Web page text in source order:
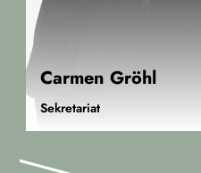
Carmen Gröhl
Sekretariat